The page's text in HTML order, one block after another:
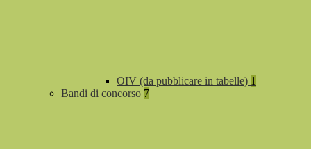
OIV (da pubblicare in tabelle) 1
Bandi di concorso 7